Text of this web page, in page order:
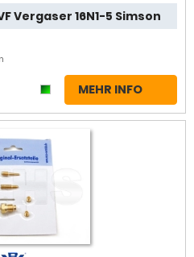
Vergaser 16N1-5 Simson
MEHR INFO